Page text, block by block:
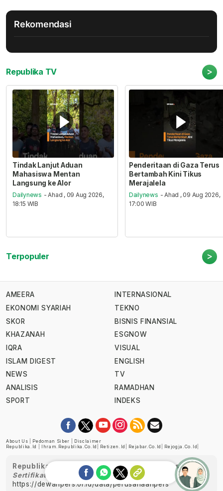
Rekomendasi
Republika TV >
Tindak Lanjut Aduan
Mahasiswa Mentan
Langsung ke Alor
Dailynews - Ahad , 09 Aug 2026,
18:15 WIB
Penderitaan di Gaza Terus
Bertambah Kini Tikus
Merajalela
Dailynews - Ahad , 09 Aug 2026,
17:00 WIB
Terpopuler >
AMEERA
EKONOMI SYARIAH
SKOR
KHAZANAH
IQRA
ISLAM DIGEST
NEWS
ANALISIS
SPORT
INTERNASIONAL
TEKNO
BISNIS FINANSIAL
ESGNOW
VISUAL
ENGLISH
TV
RAMADHAN
INDEKS
About Us Pedoman Siber
Disclaimer
Republika.id
Ihram.republika.co.id Retizen.id Rejabar.co.id Rejogja.co.id
Republika telah diverifikasi oleh Dewan Pers
Sertifikat Nomor 1058/DP-Verifikasi/K/XII/2022
https://dewanpers.or.id/data/perusahaanpers